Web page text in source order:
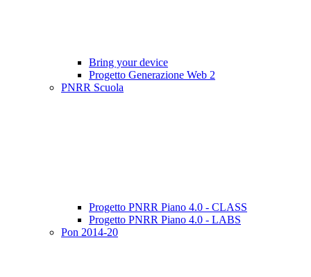
Bring your device
Progetto Generazione Web 2
PNRR Scuola
Progetto PNRR Piano 4.0 - CLASS
Progetto PNRR Piano 4.0 - LABS
Pon 2014-20